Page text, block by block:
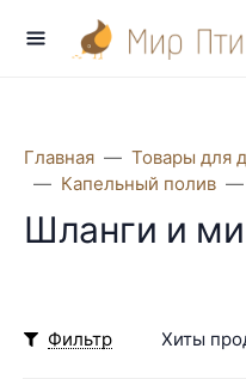
Главная
Товары для
Капельный полив
Шланги и
Фильтр Хиты